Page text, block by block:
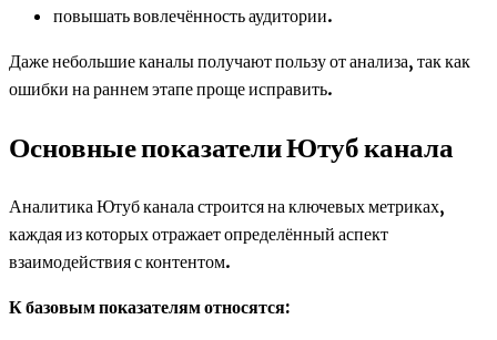
повышать вовлечённость аудитории.
Даже небольшие каналы получают пользу от анализа, так как
ошибки на раннем этапе проще исправить.
Основные показатели Ютуб канала
Аналитика Ютуб канала строится на ключевых метриках,
каждая из которых отражает определённый аспект
взаимодействия с контентом.
К базовым показателям относятся: